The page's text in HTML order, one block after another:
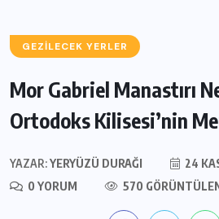
GEZILECEK YERLER
Mor Gabriel Manastırı
Ortodoks Kilisesi’nin
YAZAR:YERYÜZÜ DURAĞI
24
0 YORUM
570